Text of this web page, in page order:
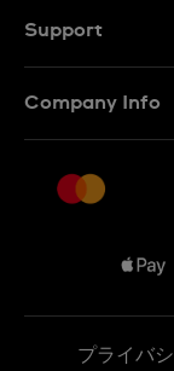
Support
販売契約条件
Company Info
Swatchで働く
プライバ